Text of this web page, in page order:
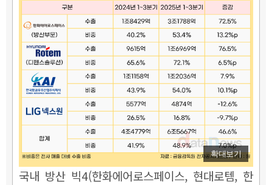
확대보기
국내 방산 빅4(한화에어로스페이스, 현대로템, 한